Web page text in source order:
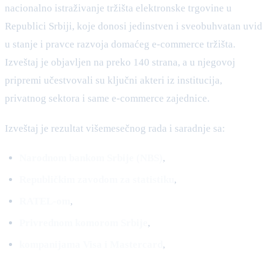
nacionalno istraživanje tržišta elektronske trgovine u
Republici Srbiji, koje donosi jedinstven i sveobuhvatan uvid
u stanje i pravce razvoja domaćeg e-commerce tržišta.
Izveštaj je objavljen na preko 140 strana, a u njegovoj
pripremi učestvovali su ključni akteri iz institucija,
privatnog sektora i same e-commerce zajednice.
Izveštaj je rezultat višemesečnog rada i saradnje sa:
,
,
,
,
,